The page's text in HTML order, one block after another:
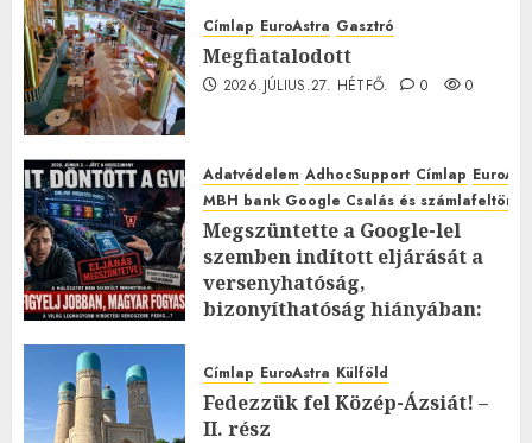
Címlap EuroAstra Gasztró
Megfiatalodott
2026.JÚLIUS.27. HÉTFŐ. 0 0
Adatvédelem AdhocSupport Címlap
MBH bank Google Csalás és
Megszüntette a Google-lel
szemben indított eljárását a
versenyhatóság,
bizonyíthatóság hiányában:
2026.JÚLIUS.23. CSÜTÖRTÖK.
0
Címlap EuroAstra Külföld
Fedezzük fel Közép-Ázsiát! –
II. rész